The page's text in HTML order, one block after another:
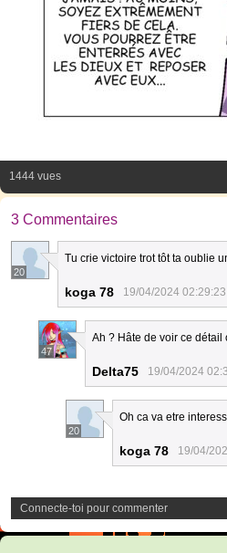
1444 vues
3 Commentaires
20
Tu crie victoire trot tôt ta oublie
koga 78 19/04/2024 02:29:23
47
Ah ? Hâte de voir ce détail
Delta75 19/04/2024
20
Oh ca va etre
koga 78 19/04/
Connecte-toi pour commenter